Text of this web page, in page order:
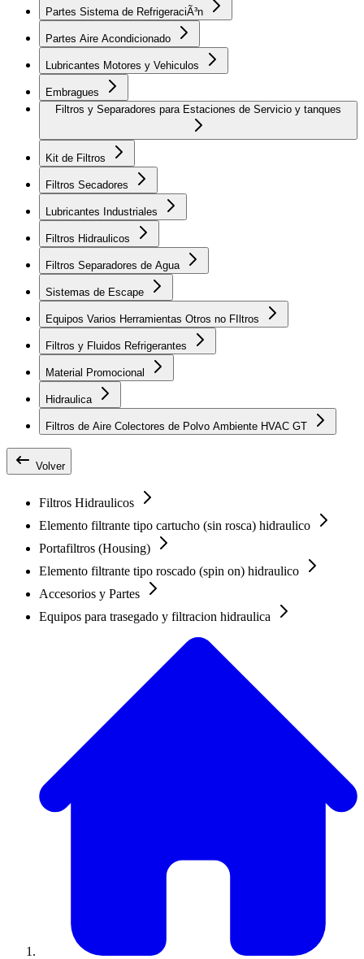
Partes Sistema de RefrigeraciÃ³n
Partes Aire Acondicionado
Lubricantes Motores y Vehiculos
Embragues
Kit de Filtros
Filtros Secadores
Lubricantes Industriales
Filtros Hidraulicos
Filtros Separadores de Agua
Sistemas de Escape
Equipos Varios Herramientas Otros no FIltros
Filtros y Fluidos Refrigerantes
Material Promocional
Hidraulica
Filtros de Aire Colectores de Polvo Ambiente HVAC GT
Volver
Filtros Hidraulicos
Elemento filtrante tipo cartucho (sin rosca) hidraulico
Portafiltros (Housing)
Elemento filtrante tipo roscado (spin on) hidraulico
Accesorios y Partes
Equipos para trasegado y filtracion hidraulica